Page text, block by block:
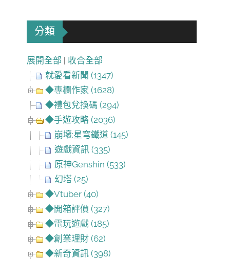
分類
展開全部 | 收合全部
就愛看新聞 (1347)
◆專欄作家 (1628)
◆禮包兌換碼 (294)
◆手遊攻略 (2036)
崩壞:星穹鐵道 (145)
遊戲資訊 (335)
原神Genshin (533)
幻塔 (25)
◆Vtuber (40)
◆開箱評價 (327)
◆電玩遊戲 (185)
◆創業理財 (62)
◆新奇資訊 (398)